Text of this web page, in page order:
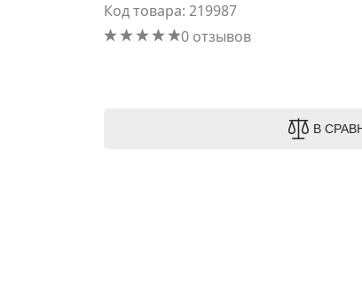
Код товара: 219987
0 отзывов
В